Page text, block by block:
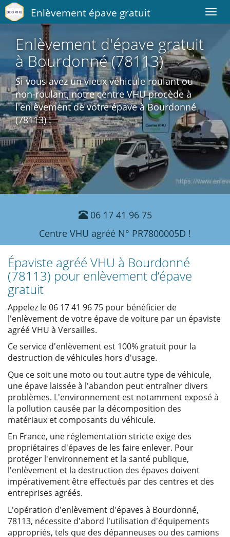
Enlèvement épave gratuit
Enlèvement d'épave gratuit
à Bourdonné (78113)
Si vous avez un vieux véhicule roulant ou
non-roulant, notre centre VHU procède à
l'enlèvement de votre épave à Bourdonné
(78113) !
06 17 41 96 75
Centre VHU agréé N° PR7800005D !
Épaviste agréé VHU à Bourdonné
(78113) pour enlèvement d’épave
gratuit
Appelez le 06 17 41 96 75 pour bénéficier de
l'enlèvement de votre épave de voiture par un épaviste
agréé VHU à Versailles.
Ce service d'enlèvement est 100% gratuit pour la
destruction de véhicules hors d'usage.
Que ce soit une moto ou tout autre type de véhicule,
une épave laissée à l'abandon peut entraîner divers
problèmes. L'environnement est notamment exposé à
la pollution causée par la décomposition des
matériaux et composants du véhicule.
En France, une réglementation stricte exige des
propriétaires d'épaves de les faire enlever. Pour
protéger l'environnement et la santé publique,
l'enlèvement et la destruction des épaves doivent
impérativement être effectués par des centres et des
entreprises agréés.
L'opération d'enlèvement d'épaves à Bourdonné,
78113, nécessite d'abord l'utilisation d'équipements
appropriés, tels que des dépanneuses ou des camions